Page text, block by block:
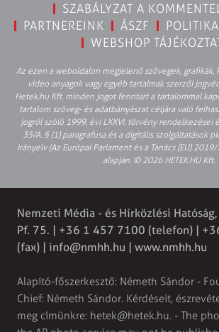
SZABÁLYZAT A
PARTNEREINK
ÁSZF
WEBSHOP
Az ezen a weboldalon megjelenő szövegek, grafikák,
video anyagok vagy egyéb tartalmak szerzői
Hetek.hu Kft. minden jogot fenntart a tartalommal
tartalom szöveg- és adatbányászat céljára való
jogról szóló 1999. évi LXXVI. törvény rendelkezései
35/A. § (1) paragrafusa és a digitális szolgáltatások
irányelv (Az Európai Parlament és a Tanács (EU)
alapján. © 2026 HETEK.HU Kft.
Nemzeti Média - és Hírközlési
Pf. 75. | +36 1 457 7100 (telefon) |
(fax) | info@nmhh.hu | www.nmhh.hu
Alapító-főszerkesztő: Németh Sándor -
Chief: Németh Sándor. Kérdéseit,
meg címünkre: hetek@hetek.hu. - The